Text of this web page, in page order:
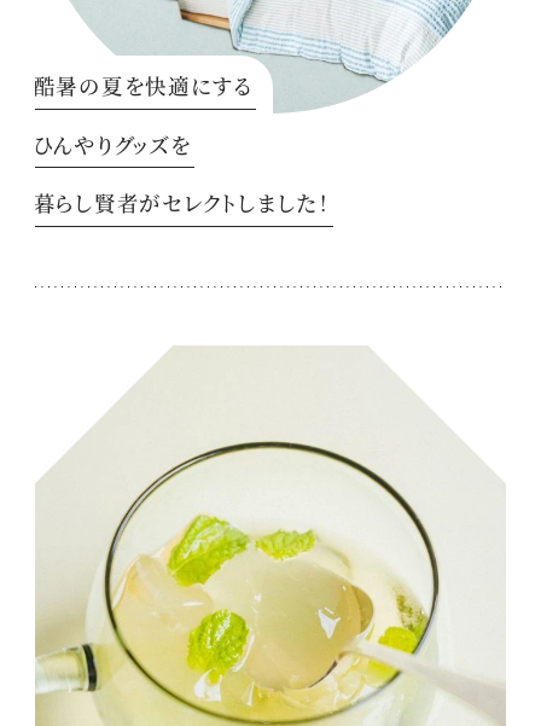
酷暑の夏を快適にする
ひんやりグッズを
暮らし賢者がセレクトしました！